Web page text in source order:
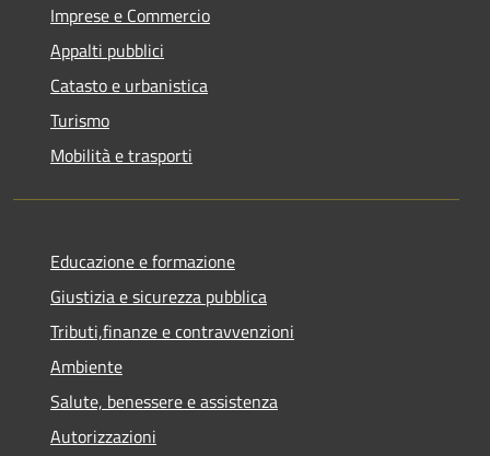
Imprese e Commercio
Appalti pubblici
Catasto e urbanistica
Turismo
Mobilità e trasporti
Educazione e formazione
Giustizia e sicurezza pubblica
Tributi,finanze e contravvenzioni
Ambiente
Salute, benessere e assistenza
Autorizzazioni